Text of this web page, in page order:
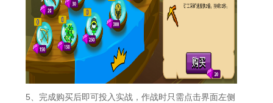
5、完成购买后即可投入实战，作战时只需点击界面左侧